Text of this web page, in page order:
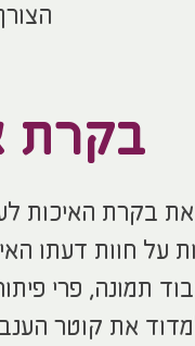
בקרת
בקרת האיכות
על חוות דעתו
את קוטר